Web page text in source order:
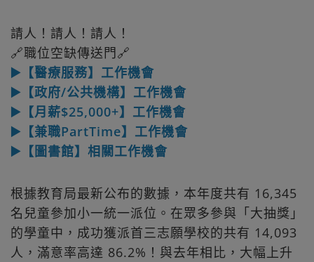
請人！請人！請人！
🔗職位空缺傳送門🔗
▶️【醫療服務】工作機會
▶️【政府/公共機構】工作機會
▶️【月薪$25,000+】工作機會
▶️【兼職PartTime】工作機會
▶️【圖書館】相關工作機會
根據教育局最新公布的數據，本年度共有 16,345
名兒童參加小一統一派位。在眾多參與「大抽獎」
的學童中，成功獲派首三志願學校的共有 14,093
人，滿意率高達 86.2%！與去年相比，大幅上升